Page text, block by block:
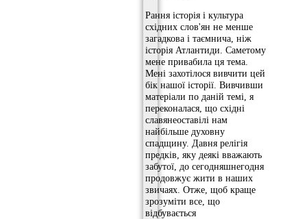
Рання історія і культура
східних слов'ян не менше
загадкова і таємнича, ніж
історія Атлантиди. Саметому
мене привабила ця тема.
Мені захотілося вивчити цей
бік нашої історії. Вивчивши
матеріали по даній темі, я
переконалася, що східні
славянеоставілі нам
найбільше духовну
спадщину. Давня релігія
предків, яку деякі вважають
забутої, до сегодняшнегодня
продовжує жити в наших
звичаях. Отже, щоб краще
зрозуміти все, що
відбувається